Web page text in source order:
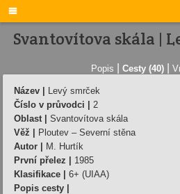

Svantovítova skála |
Popis Cesty (40)
Název |
Levý smrček
Číslo v průvodci |
2
Oblast |
Svantovítova skála
Věž |
Ploutev – Severní stěna
Autor |
M. Hurtík
První přelez |
1985
Klasifikace |
6+ (UIAA)
Popis cesty |